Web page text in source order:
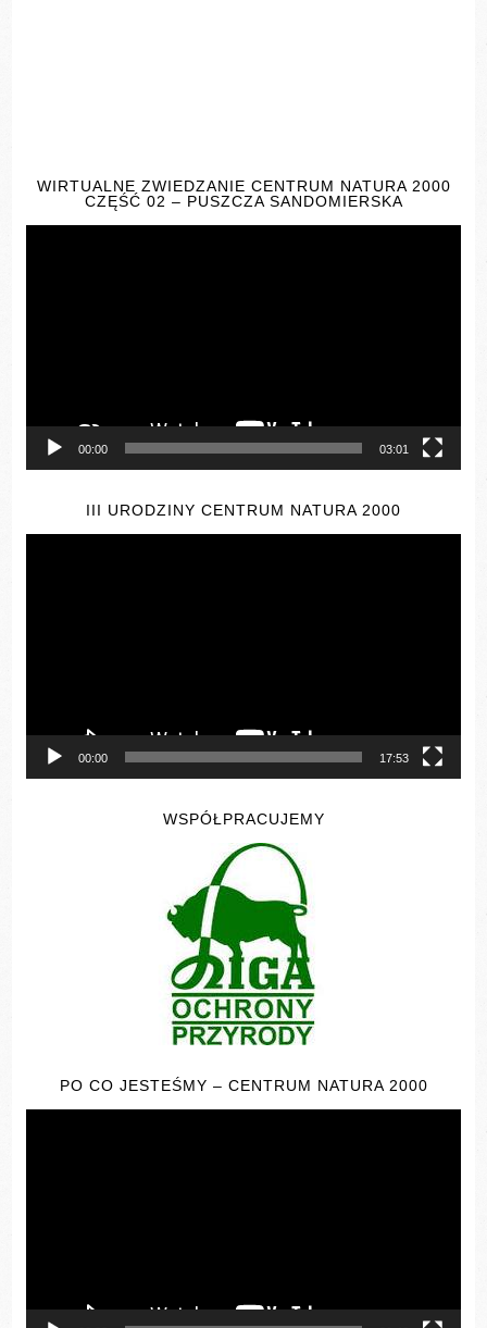
WIRTUALNE ZWIEDZANIE CENTRUM NATURA 2000
CZĘŚĆ 02 – PUSZCZA SANDOMIERSKA
00:00 03:01
III URODZINY CENTRUM NATURA 2000
00:00 17:53
WSPÓŁPRACUJEMY
PO CO JESTEŚMY – CENTRUM NATURA 2000